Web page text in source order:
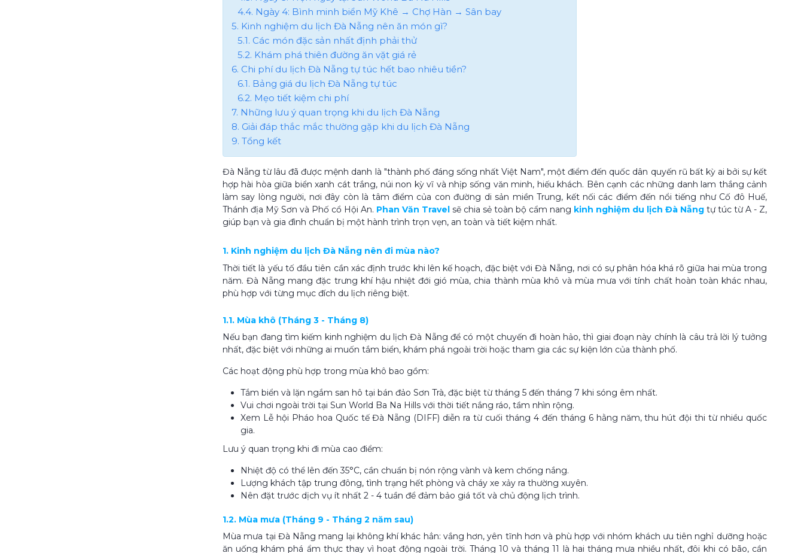
4.4. Ngày 4: Bình minh biển Mỹ Khê → Chợ Hàn → Sân bay
5. Kinh nghiệm du lịch Đà Nẵng nên ăn món gì?
5.1. Các món đặc sản nhất định phải thử
5.2. Khám phá thiên đường ăn vặt giá rẻ
6. Chi phí du lịch Đà Nẵng tự túc hết bao nhiêu tiền?
6.1. Bảng giá du lịch Đà Nẵng tự túc
6.2. Mẹo tiết kiệm chi phí
7. Những lưu ý quan trọng khi du lịch Đà Nẵng
8. Giải đáp thắc mắc thường gặp khi du lịch Đà Nẵng
9. Tổng kết
Đà Nẵng từ lâu đã được mệnh danh là "thành phố đáng sống nhất Việt Nam", một điểm đến quốc dân quyến rũ bất kỳ ai bởi sự kết
hợp hài hòa giữa biển xanh cát trắng, núi non kỳ vĩ và nhịp sống văn minh, hiếu khách. Bên cạnh các những danh lam thắng cảnh
làm say lòng người, nơi đây còn là tâm điểm của con đường di sản miền Trung, kết nối các điểm đến nổi tiếng như Cố đô Huế,
Thánh địa Mỹ Sơn và Phố cổ Hội An. Phan Văn Travel sẽ chia sẻ toàn bộ cẩm nang kinh nghiệm du lịch Đà Nẵng tự túc từ A - Z,
giúp bạn và gia đình chuẩn bị một hành trình trọn vẹn, an toàn và tiết kiệm nhất.
1. Kinh nghiệm du lịch Đà Nẵng nên đi mùa nào?
Thời tiết là yếu tố đầu tiên cần xác định trước khi lên kế hoạch, đặc biệt với Đà Nẵng, nơi có sự phân hóa khá rõ giữa hai mùa trong
năm. Đà Nẵng mang đặc trưng khí hậu nhiệt đới gió mùa, chia thành mùa khô và mùa mưa với tính chất hoàn toàn khác nhau,
phù hợp với từng mục đích du lịch riêng biệt.
1.1. Mùa khô (Tháng 3 - Tháng 8)
Nếu bạn đang tìm kiếm kinh nghiệm du lịch Đà Nẵng để có một chuyến đi hoàn hảo, thì giai đoạn này chính là câu trả lời lý tưởng
nhất, đặc biệt với những ai muốn tắm biển, khám phá ngoài trời hoặc tham gia các sự kiện lớn của thành phố.
Các hoạt động phù hợp trong mùa khô bao gồm:
Tắm biển và lặn ngắm san hô tại bán đảo Sơn Trà, đặc biệt từ tháng 5 đến tháng 7 khi sóng êm nhất.
Vui chơi ngoài trời tại Sun World Ba Na Hills với thời tiết nắng ráo, tầm nhìn rộng.
Xem Lễ hội Pháo hoa Quốc tế Đà Nẵng (DIFF) diễn ra từ cuối tháng 4 đến tháng 6 hằng năm, thu hút đội thi từ nhiều quốc
gia.
Lưu ý quan trọng khi đi mùa cao điểm:
Nhiệt độ có thể lên đến 35°C, cần chuẩn bị nón rộng vành và kem chống nắng.
Lượng khách tập trung đông, tình trạng hết phòng và cháy xe xảy ra thường xuyên.
Nên đặt trước dịch vụ ít nhất 2 - 4 tuần để đảm bảo giá tốt và chủ động lịch trình.
1.2. Mùa mưa (Tháng 9 - Tháng 2 năm sau)
Mùa mưa tại Đà Nẵng mang lại không khí khác hẳn: vắng hơn, yên tĩnh hơn và phù hợp với nhóm khách ưu tiên nghỉ dưỡng hoặc
ăn uống khám phá ẩm thực thay vì hoạt động ngoài trời. Tháng 10 và tháng 11 là hai tháng mưa nhiều nhất, đôi khi có bão, cần